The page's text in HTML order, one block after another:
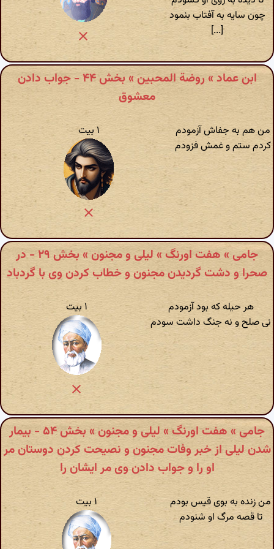
چون سایه به آفتاب بنمود
[...]
ابن عماد » روضة المحبین » بخش ۴۴ - جواب دادن
معشوق
من هم به جفاش آزمودم
کردم ستم و غمش فزودم
۱ بیت
جامی » هفت اورنگ » لیلی و مجنون » بخش ۲۹ - در
صحرا و دشت گردیدن مجنون و خطاب کردن وی با گردباد
هر حیله که بود آزمودم
نی صلح و نه جنگ داشت سودم
۱ بیت
جامی » هفت اورنگ » لیلی و مجنون » بخش ۵۴ - بیمار
شدن لیلی از خبر وفات مجنون و نصیحت کردن دوستان مر
او را و جواب دادن وی مر ایشان را
من زنده به بوی قیس بودم
تا قصه مرگ او شنودم
۱ بیت